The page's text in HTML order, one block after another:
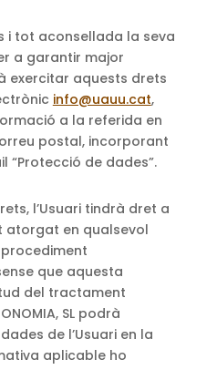
i tot aconsellada la seva
a garantir major
exercitar aquests drets
info@uauu.cat,
a la referida en
postal, incorporant
“Protecció de dades”.
l’Usuari tindrà dret a
atorgat en qualsevol
que aquesta
del tractament
SL podrà
de l’Usuari en la
aplicable ho